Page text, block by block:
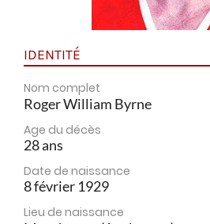
IDENTITÉ
Nom complet
Roger William Byrne
Age du décès
28 ans
Date de naissance
8 février 1929
Lieu de naissance